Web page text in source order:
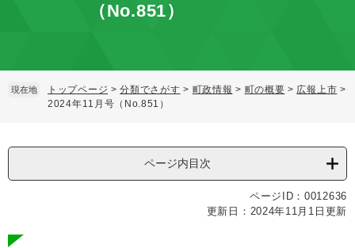
（No.851）
現在地 トップページ >分類でさがす > 町政情報 > 町の概要 > 広報上市 >
2024年11月号（No.851）
ページ内目次
ページID：0012636
更新日：2024年11月1日更新